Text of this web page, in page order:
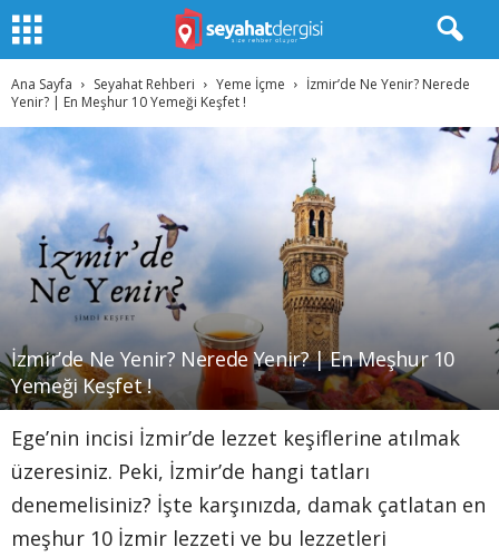
Ana Sayfa Seyahat Rehberi Yeme İçme
İzmir’de Ne Yenir? Nerede
Yenir? | En Meşhur 10 Yemeği Keşfet !
İzmir’de Ne Yenir? Nerede Yenir? | En Meşhur 10
Yemeği Keşfet !
Ege’nin incisi İzmir’de lezzet keşiflerine atılmak
üzeresiniz. Peki, İzmir’de hangi tatları
denemelisiniz? İşte karşınızda, damak çatlatan en
meşhur 10 İzmir lezzeti ve bu lezzetleri